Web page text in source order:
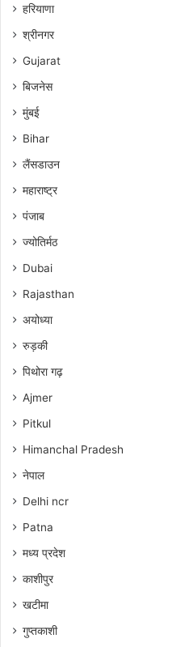
हरियाणा
श्रीनगर
Gujarat
बिजनेस
मुंबई
Bihar
लैंसडाउन
महाराष्ट्र
पंजाब
ज्योतिर्मठ
Dubai
Rajasthan
अयोध्या
रुड़की
पिथोरा गढ़
Ajmer
Pitkul
Himanchal Pradesh
नेपाल
Delhi ncr
Patna
मध्य प्रदेश
काशीपुर
खटीमा
गुप्तकाशी